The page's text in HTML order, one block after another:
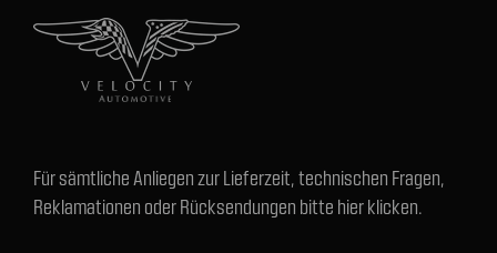
Für sämtliche Anliegen zur Lieferzeit, technischen Fragen,
Reklamationen oder Rücksendungen bitte hier klicken.